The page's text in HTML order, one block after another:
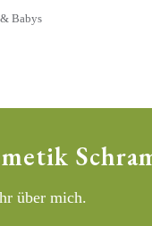
Babys
über mich.